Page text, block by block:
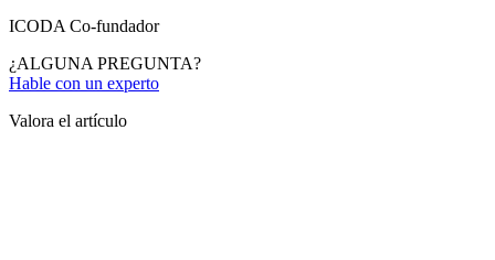
ICODA Co-fundador
¿ALGUNA PREGUNTA?
Hable con un experto
Valora el artículo